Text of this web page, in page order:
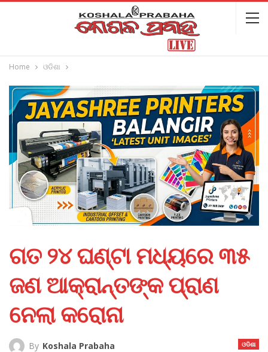
Home ଓଡିଶା
ଗତ ୨୪ ଘଣ୍ଟା ମଧ୍ୟରେ ୩୫
ଜଣ ଆକ୍ରାନ୍ତଙ୍କ ପ୍ରାଣ
ନେଲା କରୋନା
ଓଡିଶା
By Koshala Prabaha